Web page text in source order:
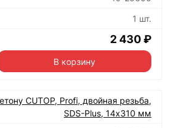
1 шт.
2 430 ₽
В корзину
CUTOP, Profi, двойная резьба,
SDS-Plus, 14х310 мм